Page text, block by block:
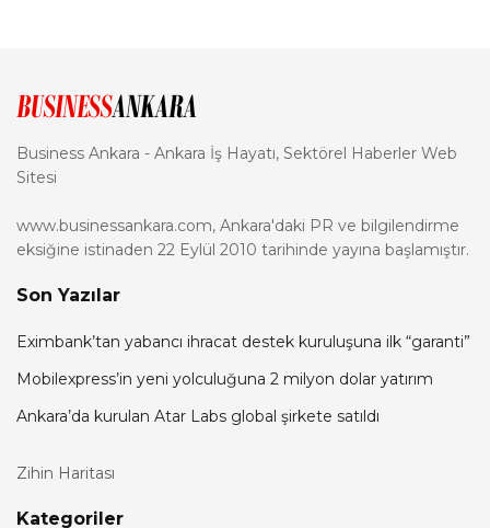
Business Ankara - Ankara İş Hayatı, Sektörel Haberler Web
Sitesi
www.businessankara.com, Ankara'daki PR ve bilgilendirme
eksiğine istinaden 22 Eylül 2010 tarihinde yayına başlamıştır.
Son Yazılar
Eximbank’tan yabancı ihracat destek kuruluşuna ilk “garanti”
Mobilexpress’in yeni yolculuğuna 2 milyon dolar yatırım
Ankara’da kurulan Atar Labs global şirkete satıldı
Zihin Haritası
Kategoriler